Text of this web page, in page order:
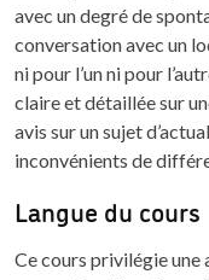
avec un degré de
conversation avec un
ni pour l’un ni pour
claire et détaillée sur
avis sur un sujet
inconvénients de
Langue du cours
Ce cours privilégie une